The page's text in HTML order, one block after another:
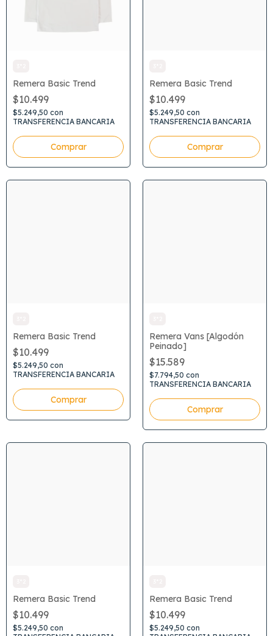
Remera Basic Trend
$10.499
$5.249,50 con
TRANSFERENCIA BANCARIA
Comprar
Remera Basic Trend
$10.499
$5.249,50 con
TRANSFERENCIA BANCARIA
Comprar
Remera Basic Trend
$10.499
$5.249,50 con
TRANSFERENCIA BANCARIA
Comprar
Remera Vans [Algodón
Peinado]
$15.589
$7.794,50 con
TRANSFERENCIA BANCARIA
Comprar
Remera Basic Trend
$10.499
$5.249,50 con
Remera Basic Trend
$10.499
$5.249,50 con